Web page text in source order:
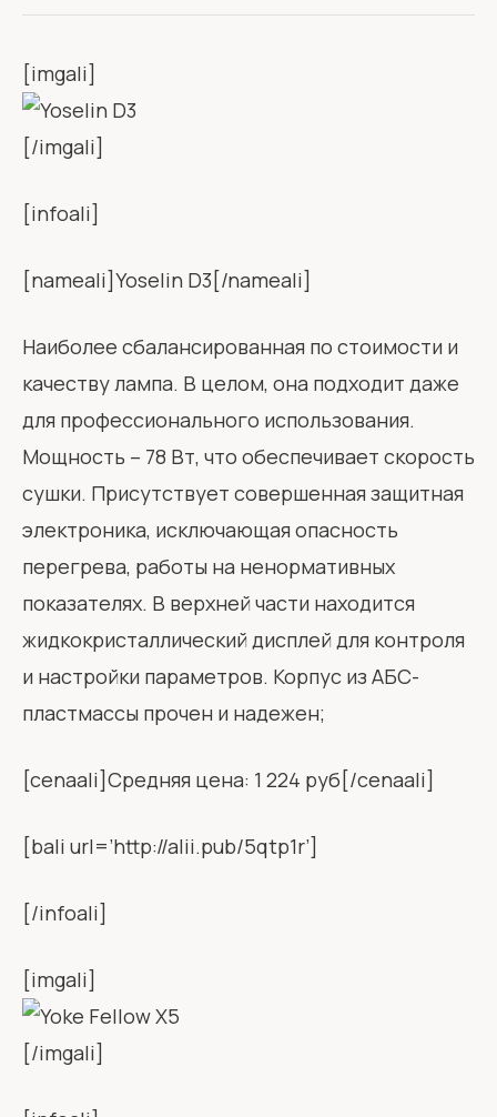
[imgali]
[/imgali]
[infoali]
[nameali]Yoselin D3[/nameali]
Наиболее сбалансированная по стоимости и
качеству лампа. В целом, она подходит даже
для профессионального использования.
Мощность – 78 Вт, что обеспечивает скорость
сушки. Присутствует совершенная защитная
электроника, исключающая опасность
перегрева, работы на ненормативных
показателях. В верхней части находится
жидкокристаллический дисплей для контроля
и настройки параметров. Корпус из АБС-
пластмассы прочен и надежен;
[cenaali]Средняя цена: 1 224 руб[/cenaali]
[bali url=’http://alii.pub/5qtp1r’]
[/infoali]
[imgali]
[/imgali]